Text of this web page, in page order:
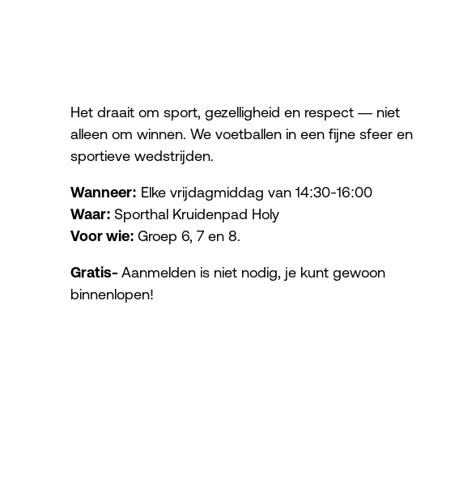
Het draait om sport, gezelligheid en respect — niet
alleen om winnen. We voetballen in een fijne sfeer en
sportieve wedstrijden.
Wanneer: Elke vrijdagmiddag van 14:30-16:00
Waar: Sporthal Kruidenpad Holy
Voor wie: Groep 6, 7 en 8.
Gratis- Aanmelden is niet nodig, je kunt gewoon
binnenlopen!